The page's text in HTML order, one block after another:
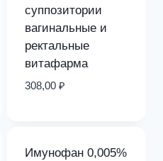
суппозитории
вагинальные и
ректальные
витафарма
308,00 ₽
Имунофан 0,005%